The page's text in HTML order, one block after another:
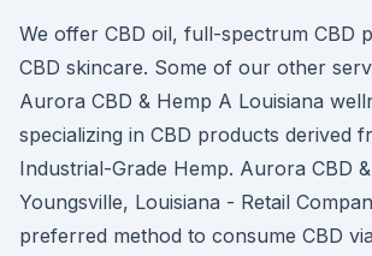
We offer CBD oil, full-spectrum CBD
CBD skincare. Some of our other
Aurora CBD & Hemp A Louisiana
specializing in CBD products derived
Industrial-Grade Hemp. Aurora CBD
Youngsville, Louisiana - Retail
preferred method to consume CBD